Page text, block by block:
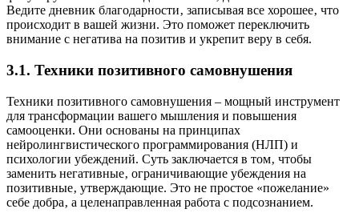
Ведите дневник благодарности‚ записывая все хорошее‚ что
происходит в вашей жизни. Это поможет переключить
внимание с негатива на позитив и укрепит веру в себя.
3.1. Техники позитивного самовнушения
Техники позитивного самовнушения – мощный инструмент
для трансформации вашего мышления и повышения
самооценки. Они основаны на принципах
нейролингвистического программирования (НЛП) и
психологии убеждений. Суть заключается в том‚ чтобы
заменить негативные‚ ограничивающие убеждения на
позитивные‚ утверждающие. Это не простое «пожелание»
себе добра‚ а целенаправленная работа с подсознанием.